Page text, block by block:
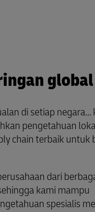
di setiap negara...
pengetahuan
chain terbaik untuk
dari
kami mampu
spesialis